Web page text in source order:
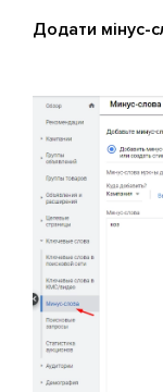
Додати мінус-